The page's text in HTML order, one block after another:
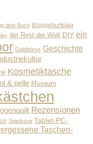
dein Buch Bloggeburtstag
der Rest der Welt DIY ein
Geldbörse Geschichte
Kosmetiktasche
& pelle Museum
Rezensionen
Spielzeug Tablet-PC-
Taschen-